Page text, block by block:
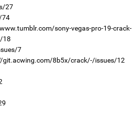
27
74
sony-vegas-pro-19-crack-
18
7
git.acwing.com/8b5x/crack/-/issues/12